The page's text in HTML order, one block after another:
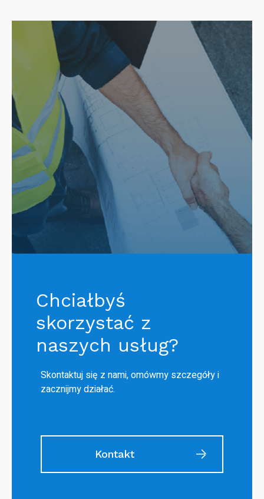
Chciałbyś
skorzystać z
naszych usług?
Skontaktuj się z nami, omówmy szczegóły i
zacznijmy działać.
Kontakt